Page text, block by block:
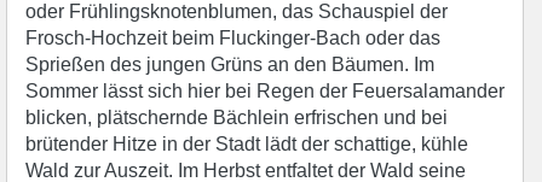
oder Frühlingsknotenblumen, das Schauspiel der
Frosch-Hochzeit beim Fluckinger-Bach oder das
Sprießen des jungen Grüns an den Bäumen. Im
Sommer lässt sich hier bei Regen der Feuersalamander
blicken, plätschernde Bächlein erfrischen und bei
brütender Hitze in der Stadt lädt der schattige, kühle
Wald zur Auszeit. Im Herbst entfaltet der Wald seine